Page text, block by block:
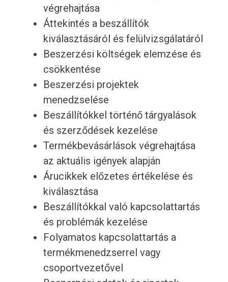
végrehajtása
Áttekintés a beszállítók
kiválasztásáról és felülvizsgálatáról
Beszerzési költségek elemzése és
csökkentése
Beszerzési projektek
menedzselése
Beszállítókkel történő tárgyalások
és szerződések kezelése
Termékbevásárlások végrehajtása
az aktuális igények alapján
Árucikkek előzetes értékelése és
kiválasztása
Beszállítókkal való kapcsolattartás
és problémák kezelése
Folyamatos kapcsolattartás a
termékmenedzserrel vagy
csoportvezetővel